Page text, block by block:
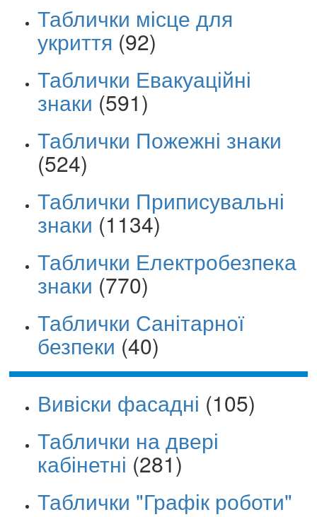
Таблички місце для
укриття (92)
Таблички Евакуаційні
знаки (591)
Таблички Пожежні знаки
(524)
Таблички Приписувальні
знаки (1134)
Таблички Електробезпека
знаки (770)
Таблички Санітарної
безпеки (40)
Вивіски фасадні (105)
Таблички на двері
кабінетні (281)
Таблички "Графік роботи"